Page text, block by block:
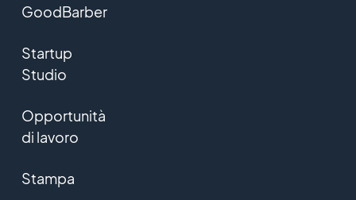
GoodBarber
Startup
Studio
Opportunità
di lavoro
Stampa